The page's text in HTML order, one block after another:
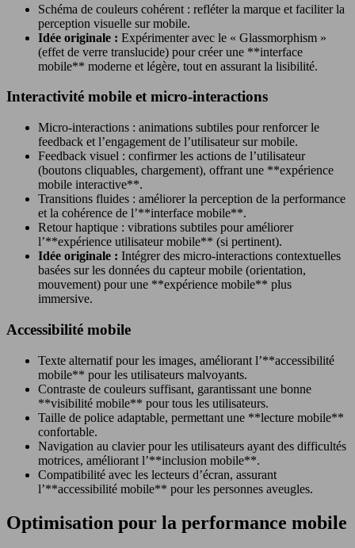
Schéma de couleurs cohérent : refléter la marque et faciliter la
perception visuelle sur mobile.
Idée originale : Expérimenter avec le « Glassmorphism »
(effet de verre translucide) pour créer une **interface
mobile** moderne et légère, tout en assurant la lisibilité.
Interactivité mobile et micro-interactions
Micro-interactions : animations subtiles pour renforcer le
feedback et l’engagement de l’utilisateur sur mobile.
Feedback visuel : confirmer les actions de l’utilisateur
(boutons cliquables, chargement), offrant une **expérience
mobile interactive**.
Transitions fluides : améliorer la perception de la performance
et la cohérence de l’**interface mobile**.
Retour haptique : vibrations subtiles pour améliorer
l’**expérience utilisateur mobile** (si pertinent).
Idée originale : Intégrer des micro-interactions contextuelles
basées sur les données du capteur mobile (orientation,
mouvement) pour une **expérience mobile** plus
immersive.
Accessibilité mobile
Texte alternatif pour les images, améliorant l’**accessibilité
mobile** pour les utilisateurs malvoyants.
Contraste de couleurs suffisant, garantissant une bonne
**visibilité mobile** pour tous les utilisateurs.
Taille de police adaptable, permettant une **lecture mobile**
confortable.
Navigation au clavier pour les utilisateurs ayant des difficultés
motrices, améliorant l’**inclusion mobile**.
Compatibilité avec les lecteurs d’écran, assurant
l’**accessibilité mobile** pour les personnes aveugles.
Optimisation pour la performance mobile